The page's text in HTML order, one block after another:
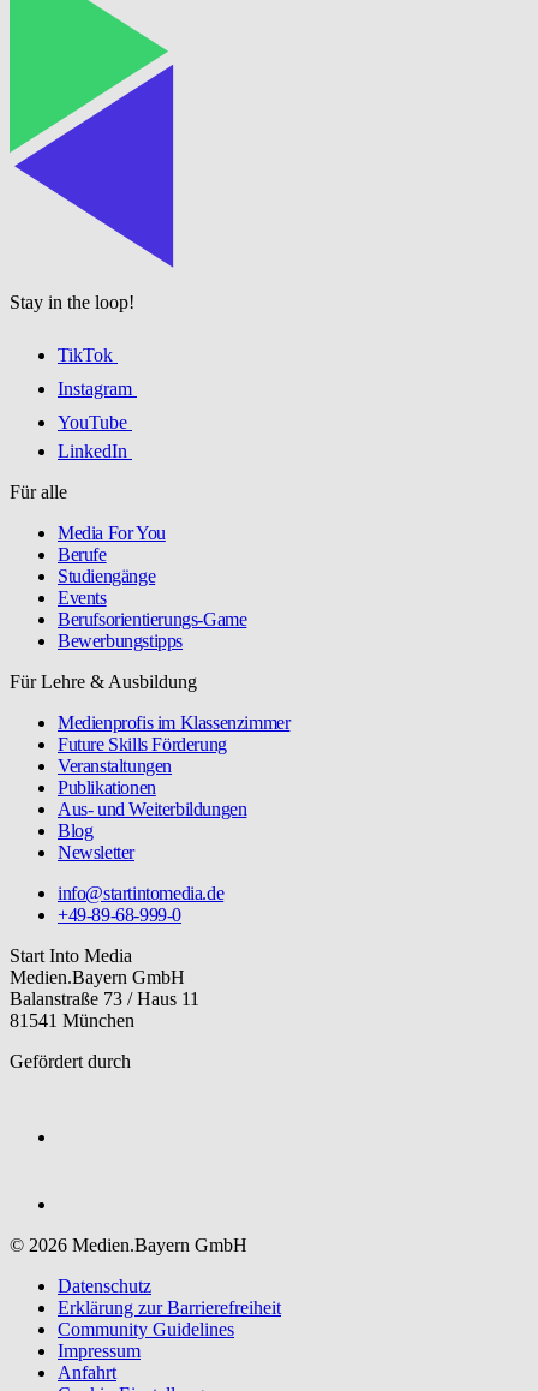
Stay in the loop!
TikTok
Instagram
YouTube
LinkedIn
Für alle
Media For You
Berufe
Studiengänge
Events
Berufsorientierungs-Game
Bewerbungstipps
Für Lehre & Ausbildung
Medienprofis im Klassenzimmer
Future Skills Förderung
Veranstaltungen
Publikationen
Aus- und Weiterbildungen
Blog
Newsletter
info@startintomedia.de
+49-89-68-999-0
Start Into Media
Medien.Bayern GmbH
Balanstraße 73 / Haus 11
81541 München
Gefördert durch
© 2026 Medien.Bayern GmbH
Datenschutz
Erklärung zur Barriere­freiheit
Community Guidelines
Impressum
Anfahrt